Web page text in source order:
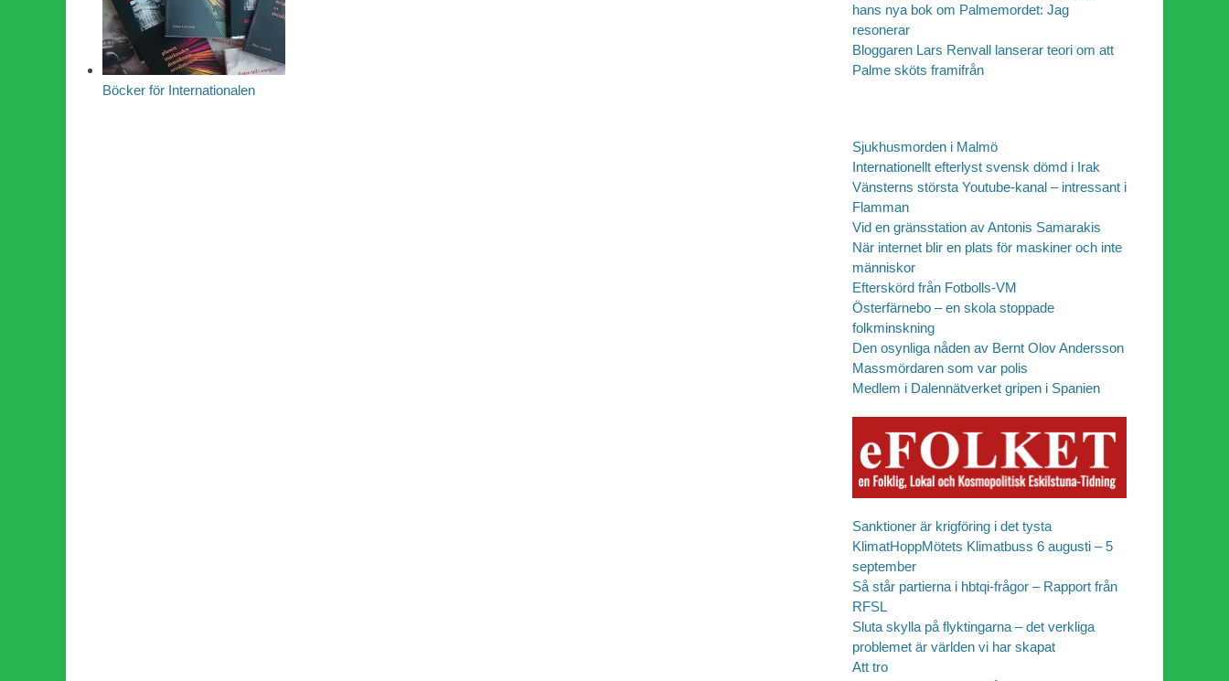
hans nya bok om Palmemordet: Jag
resonerar
Bloggaren Lars Renvall lanserar teori om att
Palme sköts framifrån
Sjukhusmorden i Malmö
Internationellt efterlyst svensk dömd i Irak
Vänsterns största Youtube-kanal – intressant i
Flamman
Vid en gränsstation av Antonis Samarakis
När internet blir en plats för maskiner och inte
människor
Efterskörd från Fotbolls-VM
Österfärnebo – en skola stoppade
folkminskning
Den osynliga nåden av Bernt Olov Andersson
Massmördaren som var polis
Medlem i Dalennätverket gripen i Spanien
Sanktioner är krigföring i det tysta
KlimatHoppMötets Klimatbuss 6 augusti – 5
september
Så står partierna i hbtqi-frågor – Rapport från
RFSL
Sluta skylla på flyktingarna – det verkliga
problemet är världen vi har skapat
Att tro
Böcker för Internationalen